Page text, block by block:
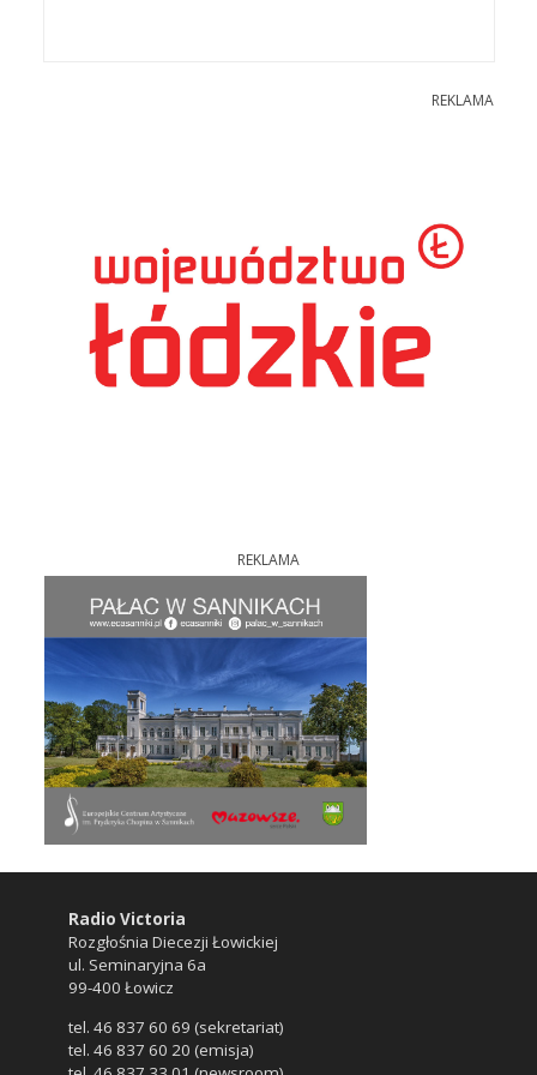
REKLAMA
REKLAMA
Radio Victoria
Rozgłośnia Diecezji Łowickiej
ul. Seminaryjna 6a
99-400 Łowicz
tel. 46 837 60 69 (sekretariat)
tel. 46 837 60 20 (emisja)